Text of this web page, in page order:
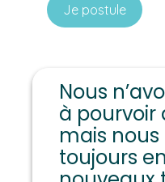
Je postule
Nous
à
mais
toujours